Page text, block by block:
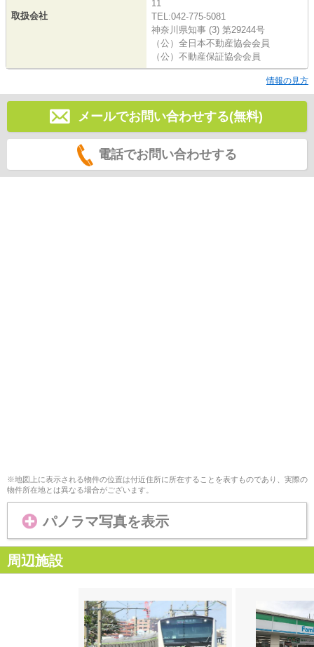
取扱会社
11
TEL:042-775-5081
神奈川県知事 (3) 第29244号
（公）全日本不動産協会会員
（公）不動産保証協会会員
情報の見方
メールでお問い合わせする(無料)
電話でお問い合わせする
※地図上に表示される物件の位置は付近住所に所在することを表すものであり、実際の
物件所在地とは異なる場合がございます。
パノラマ写真を表示
周辺施設